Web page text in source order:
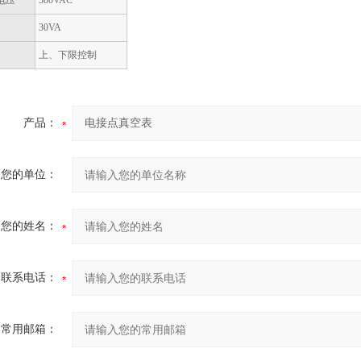
30VA
上、下限控制
产品：
您的单位：
您的姓名：
联系电话：
常用邮箱：